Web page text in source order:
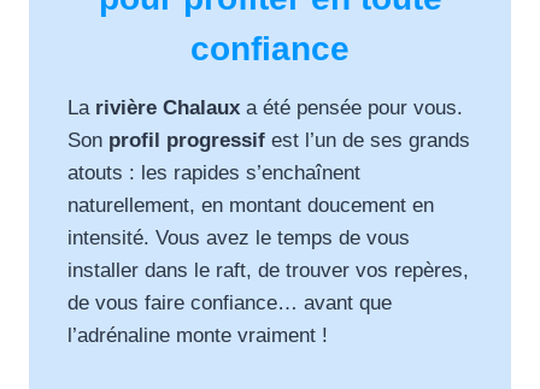
confiance
La rivière Chalaux a été pensée pour vous.
Son profil progressif est l’un de ses grands
atouts : les rapides s’enchaînent
naturellement, en montant doucement en
intensité. Vous avez le temps de vous
installer dans le raft, de trouver vos repères,
de vous faire confiance… avant que
l’adrénaline monte vraiment !